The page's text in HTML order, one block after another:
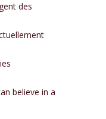
des
believe in a